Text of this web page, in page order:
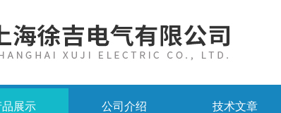
品展示 公司介绍 技术文章